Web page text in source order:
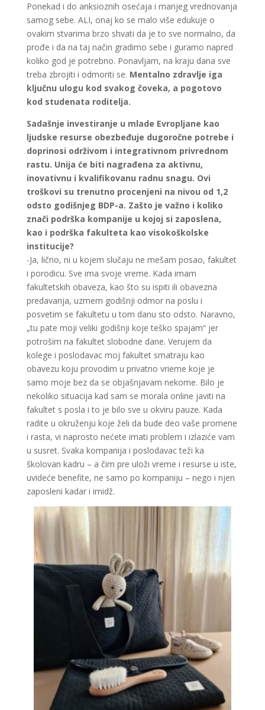
Ponekad i do anksioznih osećaja i manjeg vrednovanja
samog sebe. ALI, onaj ko se malo više edukuje o
ovakim stvarima brzo shvati da je to sve normalno, da
prođe i da na taj način gradimo sebe i guramo napred
koliko god je potrebno. Ponavljam, na kraju dana sve
treba zbrojiti i odmoriti se. Mentalno zdravlje iga
ključnu ulogu kod svakog čoveka, a pogotovo
kod studenata roditelja.
Sadašnje investiranje u mlade Evropljane kao
ljudske resurse obezbeđuje dugoročne potrebe i
doprinosi održivom i integrativnom privrednom
rastu. Unija će biti nagrađena za aktivnu,
inovativnu i kvalifikovanu radnu snagu. Ovi
troškovi su trenutno procenjeni na nivou od 1,2
odsto godišnjeg BDP-a. Zašto je važno i koliko
znači podrška kompanije u kojoj si zaposlena,
kao i podrška fakulteta kao visokoškolske
institucije?
-Ja, lično, ni u kojem slučaju ne mešam posao, fakultet
i porodicu. Sve ima svoje vreme. Kada imam
fakultetskih obaveza, kao što su ispiti ili obavezna
predavanja, uzmem godišnji odmor na poslu i
posvetim se fakultetu u tom danu sto odsto. Naravno,
„tu pate moji veliki godišnji koje teško spajam“ jer
potrošim na fakultet slobodne dane. Verujem da
kolege i poslodavac moj fakultet smatraju kao
obavezu koju provodim u privatno vrieme koje je
samo moje bez da se objašnjavam nekome. Bilo je
nekoliko situacija kad sam se morala online javiti na
fakultet s posla i to je bilo sve u okviru pauze. Kada
radite u okruženju koje želi da bude deo vaše promene
i rasta, vi naprosto nećete imati problem i izlaziće vam
u susret. Svaka kompanija i poslodavac teži ka
školovan kadru – a čim pre uloži vreme i resurse u iste,
uvideće benefite, ne samo po kompaniju – nego i njen
zaposleni kadar i imidž.